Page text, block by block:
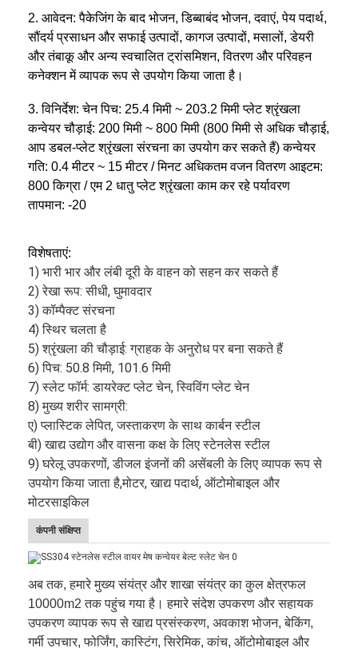
होम
2. आवेदन: पैकेजिंग के बाद भोजन, डिब्बाबंद भोजन, दवाएं, पेय पदार्थ,
सौंदर्य प्रसाधन और सफाई उत्पादों, कागज उत्पादों, मसालों, डेयरी
और तंबाकू और अन्य स्वचालित ट्रांसमिशन, वितरण और परिवहन
कनेक्शन में व्यापक रूप से उपयोग किया जाता है।
3. विनिर्देश: चेन पिच: 25.4 मिमी ~ 203.2 मिमी प्लेट श्रृंखला
कन्वेयर चौड़ाई: 200 मिमी ~ 800 मिमी (800 मिमी से अधिक चौड़ाई,
आप डबल-प्लेट श्रृंखला संरचना का उपयोग कर सकते हैं) कन्वेयर
गति: 0.4 मीटर ~ 15 मीटर / मिनट अधिकतम वजन वितरण आइटम:
800 किग्रा / एम 2 धातु प्लेट श्रृंखला काम कर रहे पर्यावरण
तापमान: -20
विशेषताएं:
1) भारी भार और लंबी दूरी के वाहन को सहन कर सकते हैं
2) रेखा रूप: सीधी, घुमावदार
3) कॉम्पैक्ट संरचना
4) स्थिर चलता है
5) श्रृंखला की चौड़ाई: ग्राहक के अनुरोध पर बना सकते हैं
6) पिच: 50.8 मिमी, 101.6 मिमी
7) स्लेट फॉर्म: डायरेक्ट प्लेट चेन, स्विविंग प्लेट चेन
8) मुख्य शरीर सामग्री:
ए) प्लास्टिक लेपित, जस्ताकरण के साथ कार्बन स्टील
बी) खाद्य उद्योग और वासना कक्ष के लिए स्टेनलेस स्टील
9) घरेलू उपकरणों, डीजल इंजनों की असेंबली के लिए व्यापक रूप से
उपयोग किया जाता है,मोटर, खाद्य पदार्थ, ऑटोमोबाइल और
मोटरसाइकिल
कंपनी संक्षिप्त
अब तक, हमारे मुख्य संयंत्र और शाखा संयंत्र का कुल क्षेत्रफल
10000m2 तक पहुंच गया है। हमारे संदेश उपकरण और सहायक
उपकरण व्यापक रूप से खाद्य प्रसंस्करण, अवकाश भोजन, बेकिंग,
गर्मी उपचार, फोर्जिंग, कास्टिंग, सिरेमिक, कांच, ऑटोमोबाइल और